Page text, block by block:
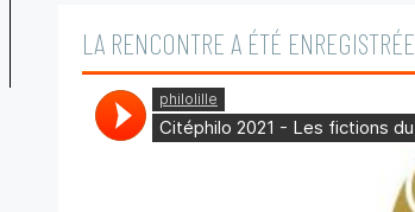
LA RENCONTRE A ÉTÉ ENREGISTRÉE